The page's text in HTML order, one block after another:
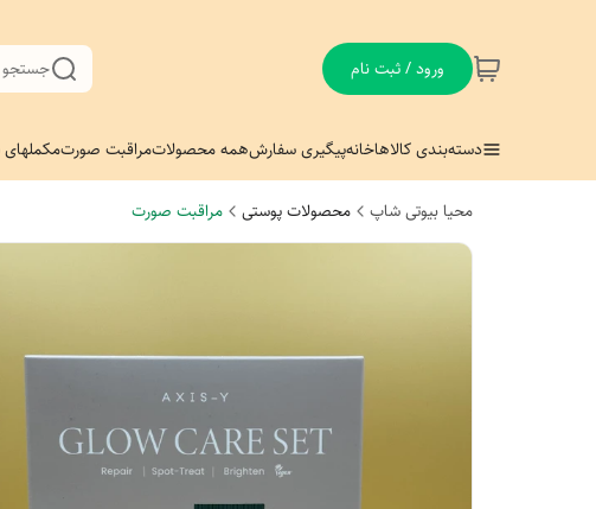
ورود / ثبت نام
دسته‌بندی کالاهاخانهپیگیری سفارشهمه محصولاتمراقبت صورت
محیا بیوتی شاپ محصولات پوستی مراقبت صورت